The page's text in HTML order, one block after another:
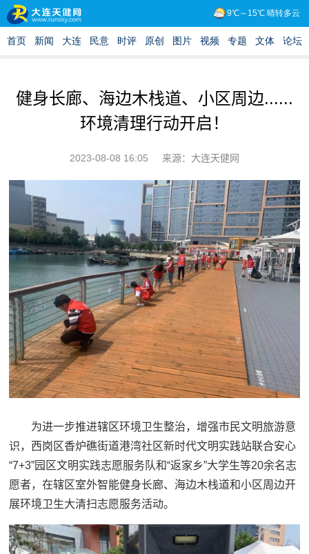
健身长廊、海边木栈道、小区周边......
环境清理行动开启！
2023-08-08 16:05 来源：大连天健网
为进一步推进辖区环境卫生整治，增强市民文明旅游意
识，西岗区香炉礁街道港湾社区新时代文明实践站联合安心
“7+3”园区文明实践志愿服务队和“返家乡”大学生等20余名志
愿者，在辖区室外智能健身长廊、海边木栈道和小区周边开
展环境卫生大清扫志愿服务活动。